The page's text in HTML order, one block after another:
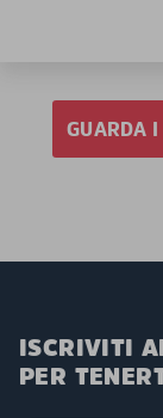
GUARDA
ISCRIVITI
PER